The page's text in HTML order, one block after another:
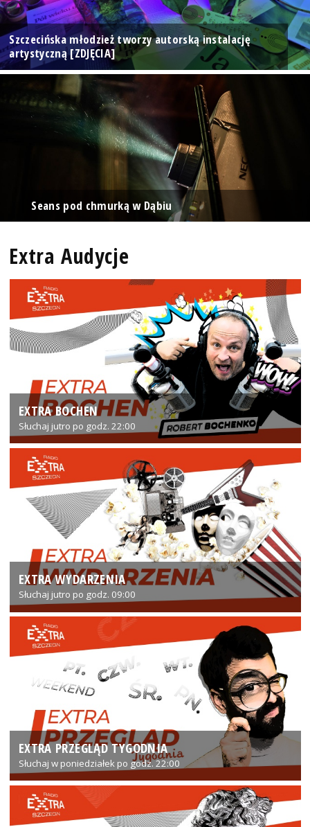
Szczecińska młodzież tworzy autorską instalację
artystyczną [ZDJĘCIA]
Seans pod chmurką w Dąbiu
Extra Audycje
EXTRA BOCHEN
Słuchaj jutro po godz. 22:00
EXTRA WYDARZENIA
Słuchaj jutro po godz. 09:00
EXTRA PRZEGLĄD TYGODNIA
Słuchaj w poniedziałek po godz. 22:00